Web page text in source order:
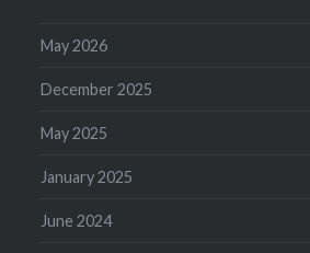
May 2026
December 2025
May 2025
January 2025
June 2024